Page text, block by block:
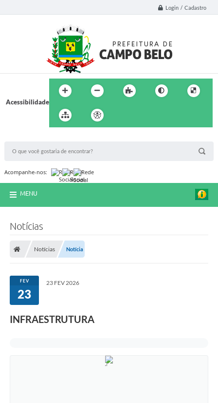
Login / Cadastro
Acessibilidade
Acompanhe-nos:
MENU
Notícias
Notícias Notícia
FEV
23
23 FEV 2026
INFRAESTRUTURA